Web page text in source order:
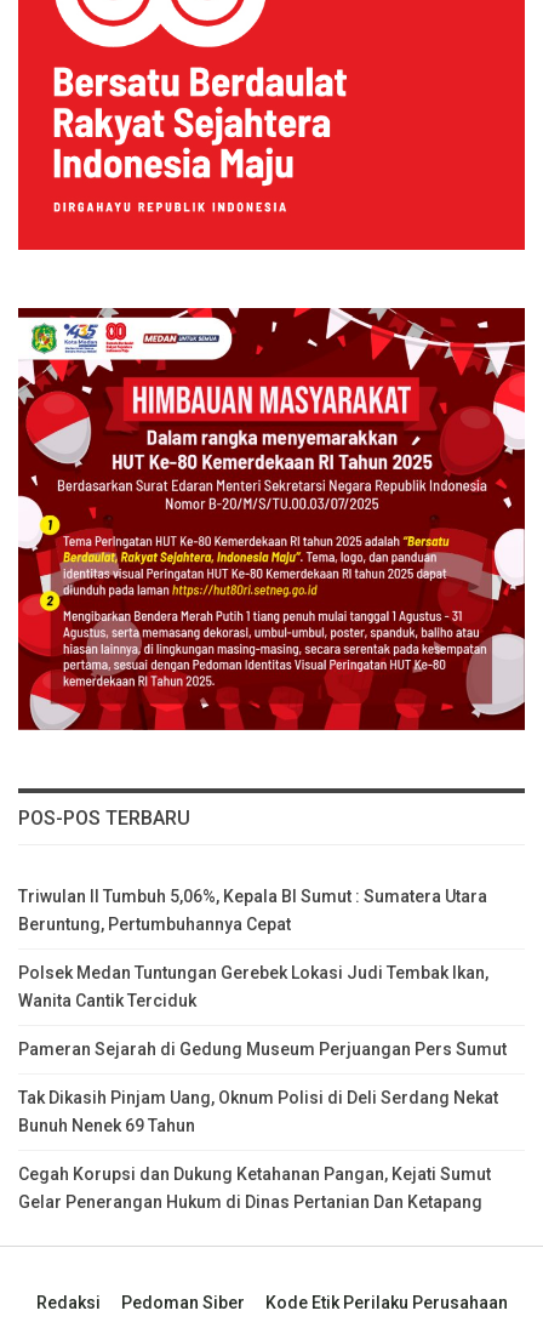
POS-POS TERBARU
Triwulan II Tumbuh 5,06%, Kepala BI Sumut : Sumatera Utara
Beruntung, Pertumbuhannya Cepat
Polsek Medan Tuntungan Gerebek Lokasi Judi Tembak Ikan,
Wanita Cantik Terciduk
Pameran Sejarah di Gedung Museum Perjuangan Pers Sumut
Tak Dikasih Pinjam Uang, Oknum Polisi di Deli Serdang Nekat
Bunuh Nenek 69 Tahun
Cegah Korupsi dan Dukung Ketahanan Pangan, Kejati Sumut
Gelar Penerangan Hukum di Dinas Pertanian Dan Ketapang
Redaksi Pedoman Siber Kode Etik Perilaku Perusahaan